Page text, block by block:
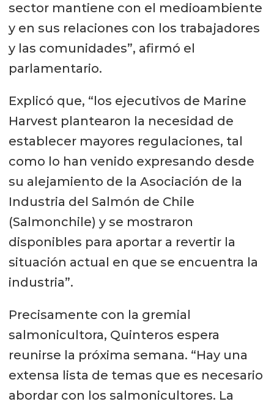
sector mantiene con el medioambiente
y en sus relaciones con los trabajadores
y las comunidades”, afirmó el
parlamentario.
Explicó que, “los ejecutivos de Marine
Harvest plantearon la necesidad de
establecer mayores regulaciones, tal
como lo han venido expresando desde
su alejamiento de la Asociación de la
Industria del Salmón de Chile
(Salmonchile) y se mostraron
disponibles para aportar a revertir la
situación actual en que se encuentra la
industria”.
Precisamente con la gremial
salmonicultora, Quinteros espera
reunirse la próxima semana. “Hay una
extensa lista de temas que es necesario
abordar con los salmonicultores. La